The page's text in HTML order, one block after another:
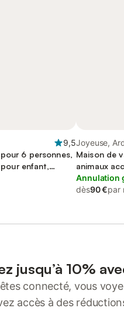
9,5
6 personnes,
enfant,
Joyeuse,
Maison de
animaux
Annulation
dès90 €par
jusqu’à 10%
connecté, vous
accès à des